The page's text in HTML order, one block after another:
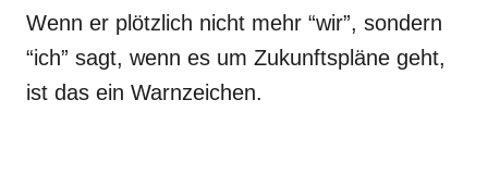
Wenn er plötzlich nicht mehr “wir”, sondern
“ich” sagt, wenn es um Zukunftspläne geht,
ist das ein Warnzeichen.